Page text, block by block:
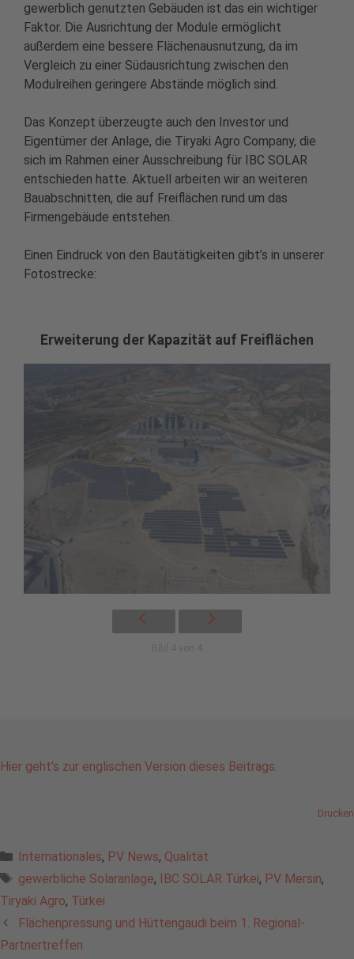
gewerblich genutzten Gebäuden ist das ein wichtiger
Faktor. Die Ausrichtung der Module ermöglicht
außerdem eine bessere Flächenausnutzung, da im
Vergleich zu einer Südausrichtung zwischen den
Modulreihen geringere Abstände möglich sind.
Das Konzept überzeugte auch den Investor und
Eigentümer der Anlage, die Tiryaki Agro Company, die
sich im Rahmen einer Ausschreibung für IBC SOLAR
entschieden hatte. Aktuell arbeiten wir an weiteren
Bauabschnitten, die auf Freiflächen rund um das
Firmengebäude entstehen.
Einen Eindruck von den Bautätigkeiten gibt’s in unserer
Fotostrecke:
Erweiterung der Kapazität auf Freiflächen
Hier geht’s zur englischen Version dieses Beitrags.
Drucken
Kategorien
Internationales, PV News, Qualität
Schlagwörter
gewerbliche Solaranlage, IBC SOLAR Türkei, PV Mersin,
Tiryaki Agro, Türkei
Flächenpressung und Hüttengaudi beim 1. Regional-
Partnertreffen